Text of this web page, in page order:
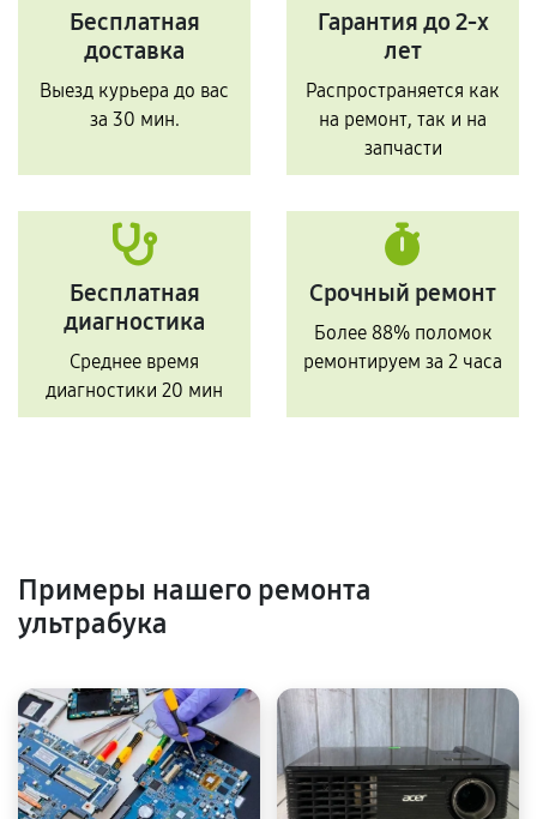
Бесплатная
доставка
Выезд курьера до вас
за 30 мин.
Гарантия до 2-х
лет
Распространяется как
на ремонт, так и на
запчасти
Бесплатная
диагностика
Среднее время
диагностики 20 мин
Срочный ремонт
Более 88% поломок
ремонтируем за 2 часа
Примеры нашего ремонта
ультрабука